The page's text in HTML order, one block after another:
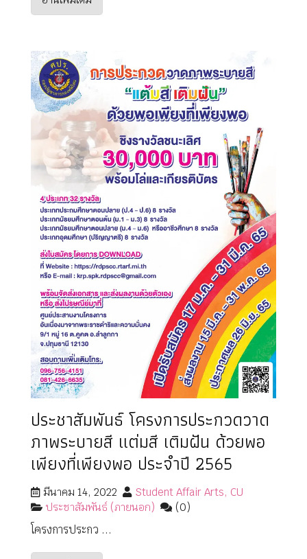
ประชาสัมพันธ์ โครงการประกวดวาด
ภาพระบายสี แต่มสี เติมฝัน ด้วยพอ
เพียงที่เพียงพอ ประจำปี 2565
มีนาคม 14, 2022
Student Affair Arts, CU
ประชาสัมพันธ์ (ภายนอก)
(0)
โครงการประกว ...